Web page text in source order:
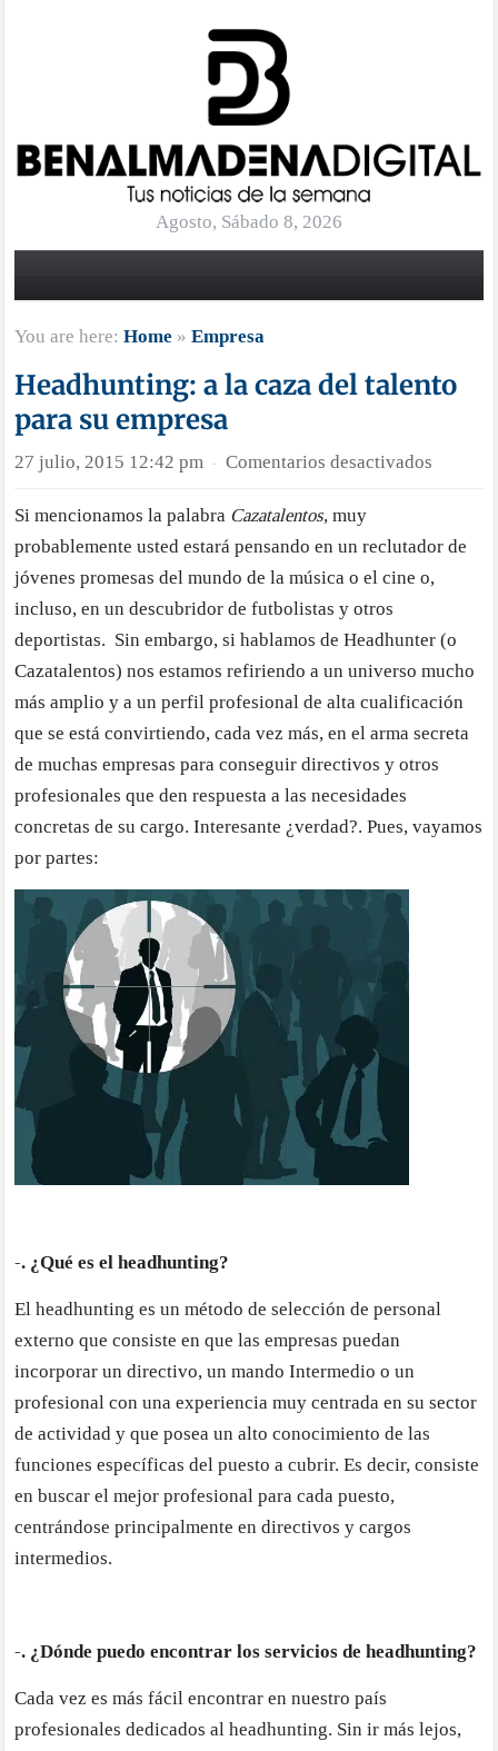
Agosto, Sábado 8, 2026
You are here:Home »Empresa
Headhunting: a la caza del talento
para su empresa
27 julio, 2015 12:42 pm · Comentarios desactivados
la
caza
talento
para
su
Si mencionamos la palabra Cazatalentos, muy
probablemente usted estará pensando en un reclutador de
jóvenes promesas del mundo de la música o el cine o,
incluso, en un descubridor de futbolistas y otros
deportistas. Sin embargo, si hablamos de Headhunter (o
Cazatalentos) nos estamos refiriendo a un universo mucho
más amplio y a un perfil profesional de alta cualificación
que se está convirtiendo, cada vez más, en el arma secreta
de muchas empresas para conseguir directivos y otros
profesionales que den respuesta a las necesidades
concretas de su cargo. Interesante ¿verdad?. Pues, vayamos
por partes:
-. ¿Qué es el headhunting?
El headhunting es un método de selección de personal
externo que consiste en que las empresas puedan
incorporar un directivo, un mando Intermedio o un
profesional con una experiencia muy centrada en su sector
de actividad y que posea un alto conocimiento de las
funciones específicas del puesto a cubrir. Es decir, consiste
en buscar el mejor profesional para cada puesto,
centrándose principalmente en directivos y cargos
intermedios.
-. ¿Dónde puedo encontrar los servicios de headhunting?
Cada vez es más fácil encontrar en nuestro país
profesionales dedicados al headhunting. Sin ir más lejos,